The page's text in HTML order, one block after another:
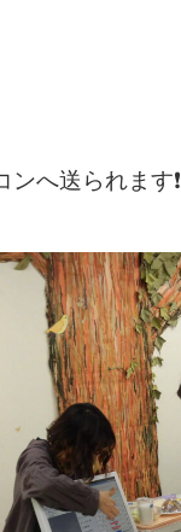
へ送られます❗